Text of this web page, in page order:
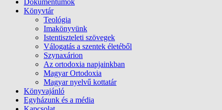
Könyvtár
Teológia
Imakönyvünk
Istentiszteleti szövegek
Válogatás a szentek életéből
Szynaxárion
Az ortodoxia napjainkban
Magyar Ortodoxia
Magyar nyelvű kottatár
Könyvajánló
Egyházunk és a média